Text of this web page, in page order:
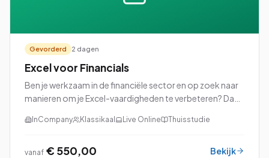
Gevorderd 2 dagen
Excel voor Financials
Ben je werkzaam in de financiële sector en op zoek naar
manieren om je Excel-vaardigheden te verbeteren? Dan
hebt!InCompany Klassikaal Live Online Thuisstudie
vanaf € 550,00 Bekijk